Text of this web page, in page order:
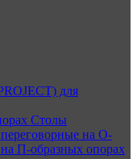
для
Столы
на О-
П-образных опорах